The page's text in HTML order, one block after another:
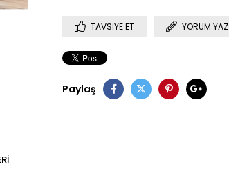
TAVSIYE ET YORUM YAZ
Paylaş